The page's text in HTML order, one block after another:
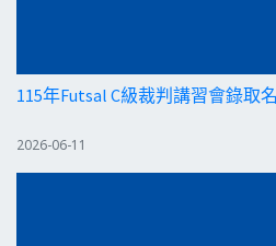
115年Futsal C級裁判講習會錄取
2026-06-11